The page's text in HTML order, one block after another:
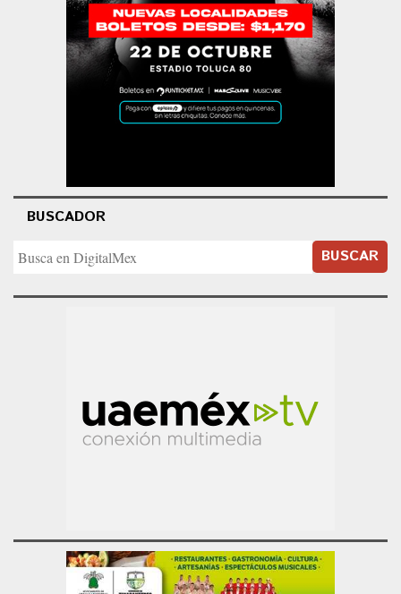
BUSCADOR
BUSCAR